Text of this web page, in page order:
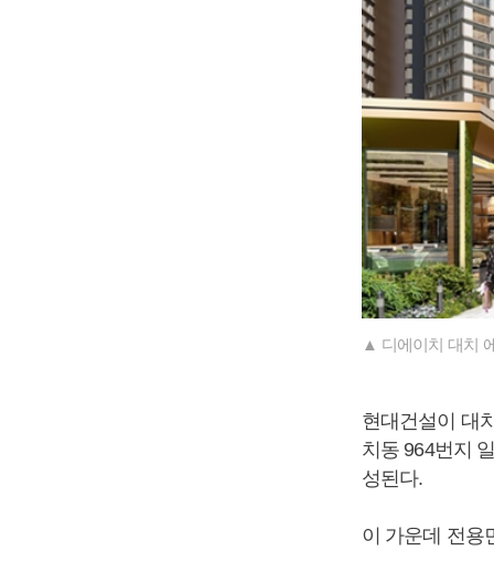
▲ 디에이치 대치
현대건설이 대
치동 964번지
성된다.
이 가운데 전용